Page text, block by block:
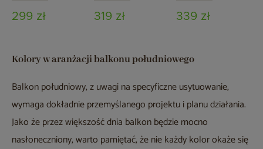
Epocco Bold
Macchiato 14 l
299 zł High Concrete Gray
13 l
319 zł tytanowy /
szafranowy
339 zł
Kolory w aranżacji balkonu południowego
Balkon południowy, z uwagi na specyficzne usytuowanie,
wymaga dokładnie przemyślanego projektu i planu działania.
Jako że przez większość dnia balkon będzie mocno
nasłoneczniony, warto pamiętać, że nie każdy kolor okaże się